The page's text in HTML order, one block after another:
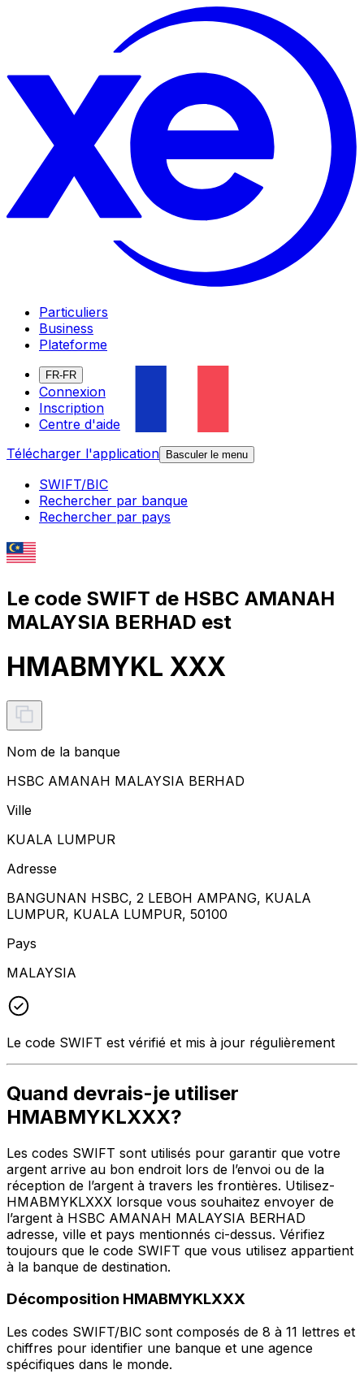
Particuliers
Business
Plateforme
FR-FR
Connexion
Inscription
Centre d'aide
Télécharger l'application
Basculer le menu
SWIFT/BIC
Rechercher par banque
Rechercher par pays
Le code SWIFT de HSBC AMANAH
MALAYSIA BERHAD est
HMABMYKL XXX
Nom de la banque
HSBC AMANAH MALAYSIA BERHAD
Ville
KUALA LUMPUR
Adresse
BANGUNAN HSBC, 2 LEBOH AMPANG, KUALA
LUMPUR, KUALA LUMPUR, 50100
Pays
MALAYSIA
Le code SWIFT est vérifié et mis à jour régulièrement
Quand devrais-je utiliser
HMABMYKLXXX?
Les codes SWIFT sont utilisés pour garantir que votre
argent arrive au bon endroit lors de l’envoi ou de la
réception de l’argent à travers les frontières. Utilisez-
HMABMYKLXXX lorsque vous souhaitez envoyer de
l’argent à HSBC AMANAH MALAYSIA BERHAD
adresse, ville et pays mentionnés ci-dessus. Vérifiez
toujours que le code SWIFT que vous utilisez appartient
à la banque de destination.
Décomposition HMABMYKLXXX
Les codes SWIFT/BIC sont composés de 8 à 11 lettres et
chiffres pour identifier une banque et une agence
spécifiques dans le monde.